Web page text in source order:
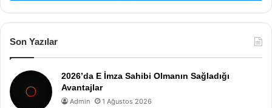
Son Yazılar
2026’da E İmza Sahibi Olmanın Sağladığı
Avantajlar
Admin 1 Ağustos 2026